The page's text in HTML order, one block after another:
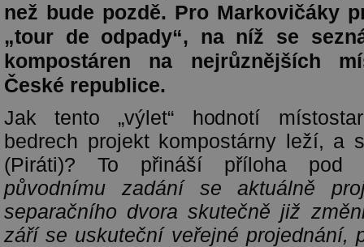
než bude pozdě. Pro Markovičáky
„tour de odpady“, na níž se
kompostáren na nejrůznějších
České republice.
Jak tento „výlet“ hodnotí
bedrech projekt kompostárny leží, a
(Piráti)? To přináší příloha
původnímu zadání se aktuálně
separačního dvora skutečně již
záříse uskuteční veřejné projednání,